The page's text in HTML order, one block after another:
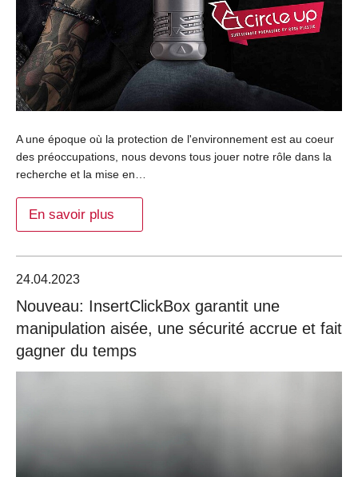
A une époque où la protection de l'environnement est au coeur
des préoccupations, nous devons tous jouer notre rôle dans la
recherche et la mise en…
En savoir plus
24.04.2023
Nouveau: InsertClickBox garantit une
manipulation aisée, une sécurité accrue et fait
gagner du temps